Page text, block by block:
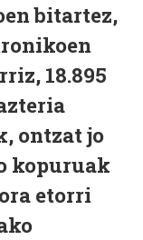
bitartez,
18.895
ontzat jo
kopuruak
etorri